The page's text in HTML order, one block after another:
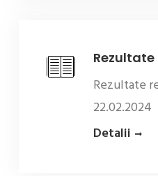
Rezultate
22.02.2024
Detalii